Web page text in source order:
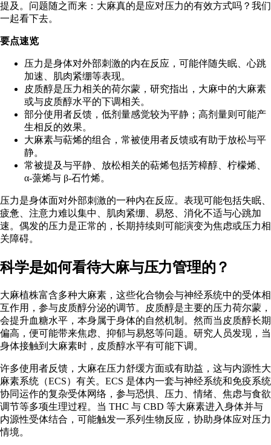
提及。问题随之而来：大麻真的是应对压力的有效方式吗？我们
一起看下去。
要点速览
压力是身体对外部刺激的内在反应，可能伴随失眠、心跳
加速、肌肉紧绷等表现。
皮质醇是压力相关的荷尔蒙，研究指出，大麻中的大麻素
或与皮质醇水平的下调相关。
部分使用者反馈，低剂量感觉较为平静；高剂量则可能产
生相反的效果。
大麻素与萜烯的组合，常被使用者反馈或有助于放松与平
静。
常被提及与平静、放松相关的萜烯包括芳樟醇、柠檬烯、
α-蒎烯与 β-石竹烯。
压力是身体面对外部刺激的一种内在反应。表现可能包括失眠、
疲惫、注意力难以集中、肌肉紧绷、易怒、消化不适与心跳加
速。偶发的压力是正常的，长期持续则可能演变为焦虑或压力相
关障碍。
科学是如何看待大麻与压力管理的？
大麻植株富含多种大麻素，这些化合物会与神经系统中的受体相
互作用，参与皮质醇分泌的调节。皮质醇是主要的压力荷尔蒙，
会提升血糖水平，本身属于身体的自然机制。然而当皮质醇长期
偏高，便可能带来焦虑、抑郁与易怒等问题。研究人员发现，当
身体接触到大麻素时， 皮质醇水平有可能下调 。
许多使用者反馈，大麻在压力舒缓方面或有助益 ，这与内源性大
麻素系统（ECS）有关。ECS 是体内一套与神经系统和免疫系统
协同运作的复杂受体网络，参与恐惧、压力、情绪、焦虑与食欲
调节等多项生理过程。当 THC 与 CBD 等大麻素进入身体并与
内源性受体结合，可能触发一系列生物反应，协助身体应对压力
情境。